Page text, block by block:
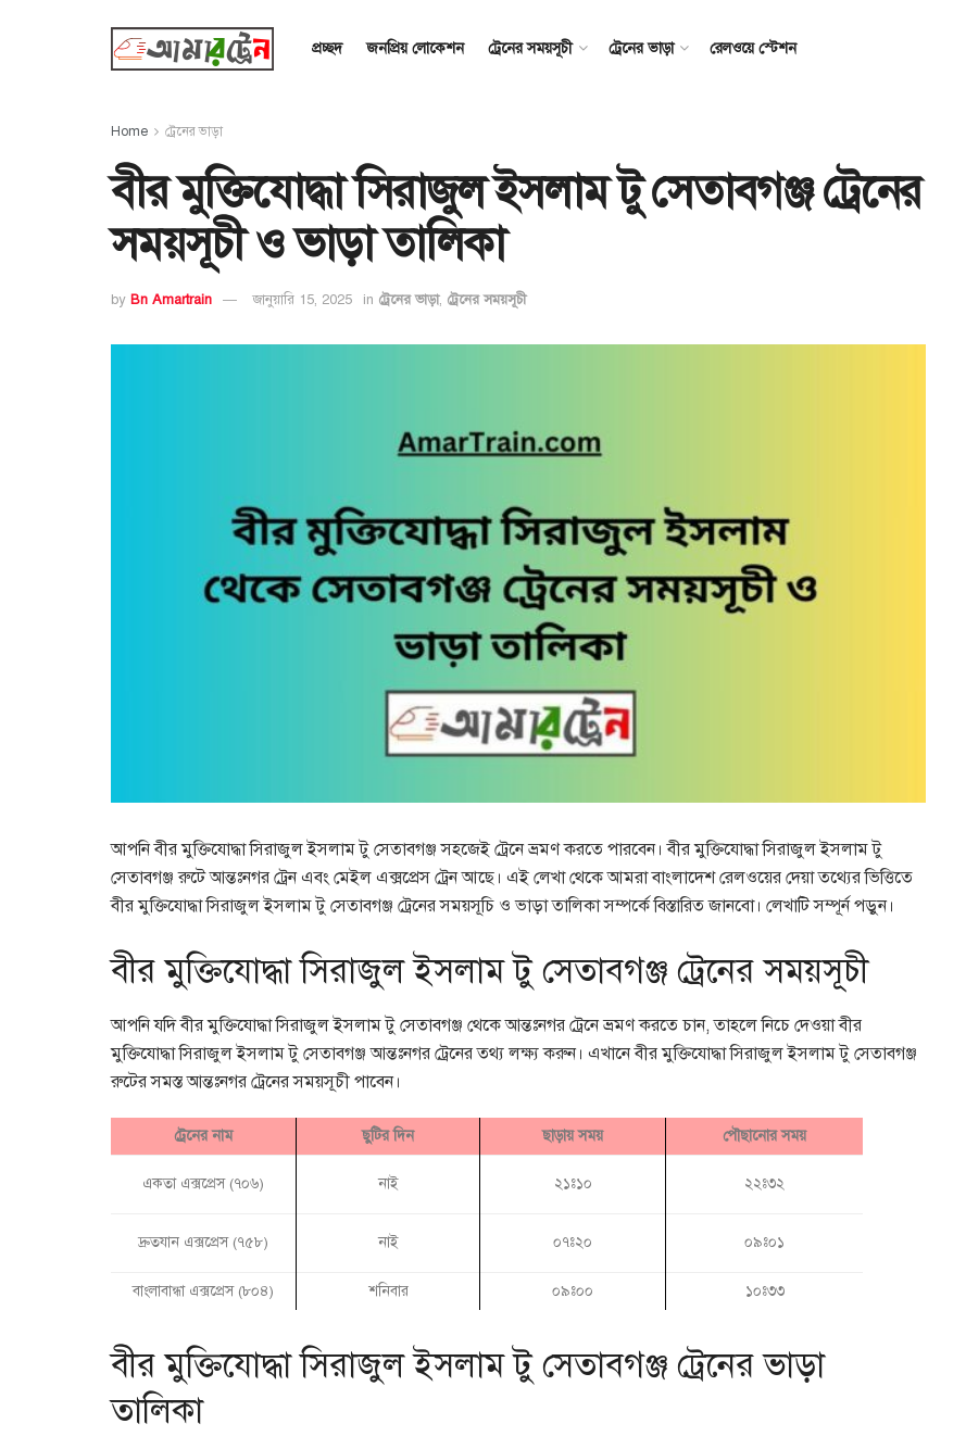
প্রচ্ছদ জনপ্রিয় লোকেশন ট্রেনের সময়সূচী ট্রেনের ভাড়া রেলওয়ে স্টেশন
Home ট্রেনের ভাড়া
বীর মুক্তিযোদ্ধা সিরাজুল ইসলাম টু সেতাবগঞ্জ ট্রেনের
সময়সূচী ও ভাড়া তালিকা
by Bn Amartrain জানুয়ারি 15, 2025 in ট্রেনের ভাড়া, ট্রেনের সময়সূচী
আপনি বীর মুক্তিযোদ্ধা সিরাজুল ইসলাম টু সেতাবগঞ্জ সহজেই ট্রেনে ভ্রমণ করতে পারবেন। বীর মুক্তিযোদ্ধা সিরাজুল ইসলাম টু
সেতাবগঞ্জ রুটে আন্তঃনগর ট্রেন এবং মেইল এক্সপ্রেস ট্রেন আছে। এই লেখা থেকে আমরা বাংলাদেশ রেলওয়ের দেয়া তথ্যের ভিত্তিতে
বীর মুক্তিযোদ্ধা সিরাজুল ইসলাম টু সেতাবগঞ্জ ট্রেনের সময়সূচি ও ভাড়া তালিকা সম্পর্কে বিস্তারিত জানবো। লেখাটি সম্পূর্ন পড়ুন।
বীর মুক্তিযোদ্ধা সিরাজুল ইসলাম টু সেতাবগঞ্জ ট্রেনের সময়সূচী
আপনি যদি বীর মুক্তিযোদ্ধা সিরাজুল ইসলাম টু সেতাবগঞ্জ থেকে আন্তঃনগর ট্রেনে ভ্রমণ করতে চান, তাহলে নিচে দেওয়া বীর
মুক্তিযোদ্ধা সিরাজুল ইসলাম টু সেতাবগঞ্জ আন্তঃনগর ট্রেনের তথ্য লক্ষ্য করুন। এখানে বীর মুক্তিযোদ্ধা সিরাজুল ইসলাম টু সেতাবগঞ্জ
রুটের সমস্ত আন্তঃনগর ট্রেনের সময়সূচী পাবেন।
ট্রেনের নাম ছুটির দিন ছাড়ায় সময় পৌছানোর সময়
একতা এক্সপ্রেস (৭০৬) নাই ২১ঃ১০ ২২ঃ৩২
দ্রুতযান এক্সপ্রেস (৭৫৮) নাই ০৭ঃ২০ ০৯ঃ০১
বাংলাবান্ধা এক্সপ্রেস (৮০৪) শনিবার ০৯ঃ০০ ১০ঃ৩৩
বীর মুক্তিযোদ্ধা সিরাজুল ইসলাম টু সেতাবগঞ্জ ট্রেনের ভাড়া
তালিকা